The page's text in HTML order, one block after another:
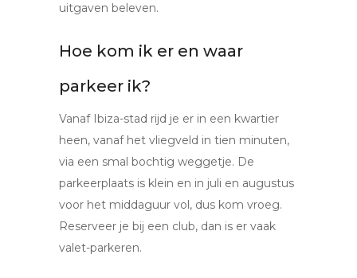
uitgaven beleven.
Hoe kom ik er en waar
parkeer ik?
Vanaf Ibiza-stad rijd je er in een kwartier
heen, vanaf het vliegveld in tien minuten,
via een smal bochtig weggetje. De
parkeerplaats is klein en in juli en augustus
voor het middaguur vol, dus kom vroeg.
Reserveer je bij een club, dan is er vaak
valet-parkeren.